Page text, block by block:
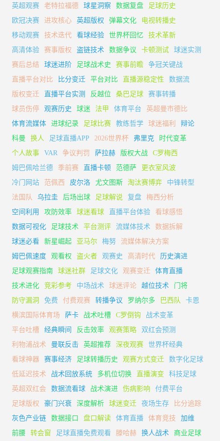
英超观赛
老特拉福德 球星洞察 数据复盘
足球历史
欧冠决赛
进攻核心 英超版权 弹幕文化
电视转播史
移动观赛
技术迭代 看球经验 世界杯回忆
技术革新
高清体验
赛事版权 盗链技术 数据争议 卡顿测试
球迷实测
赛后总结
球迷进阶 足球战术史 赛事前瞻
争冠关键战
直播平台对比
比分变迁 平台对比 直播源稳定性
数据流
版权变迁
直播平台实测 反越位 桑巴足球
赛事转播
球员伤停
观赛历史 球迷 法甲 体育平台
英超曼市德比
体育流媒体
进球纪录 足球比赛 教练哲学 球迷福利
辩论
科曼
换人 足球直播APP 2026世界杯 弗里克
时代变革
个人故事
VAR 争议判罚 萨拉赫 版权大战
C罗梅西
姆巴佩哈兰德
季前赛 直播卡顿 范德萨
更衣室风波
冷门网站
范佩西 皮尔洛 尤文图斯 淘汰赛博弈
中锋转型
法国队
乌拉圭 后场出球 足球解说 复盘
梅西分析
空间利用
攻防效率 球迷看球 直播平台体验
看球感悟
数据可视化
足球技术 平台测评 流媒体技术
数据拆解
球迷必看
新星崛起 亚马尔 梅努
流媒体解决方案
姆巴佩速度
观看权 盗火者 观赛史 高清时代
历史演进
足球观赛指南
球迷社群 足球文化 观赛变迁
体育直播
技术进化
竞彩参考 中场战术 球迷评论 越位技术
门将
防守漏洞
免费 付费观赛 转播争议 罗纳尔多 巴西队
卡恩
横滨国际体育场
萨卡 战术吐槽 C罗倒钩
战术变革
平台吐槽
经典瞬间 反击效率 观赛策略
双红会预测
利物浦战术
曼联反击 英超推荐 深夜观赛
世界杯经典
看球神器
赛事经济 足球转播历史 观赛方式变迁
数字化足球
低延迟技术
战术回放系统 多机位切换 直播演变
科技足球
英超双红会
数据流看球 战术演进 伤病影响
付费平台
足球版权
豪门兴衰 深度解析 球迷变迁 夜场生存
比分追踪
灰色产业链
数据接口 盘口解读 体育直播 体育竞技
加维
前腰
转会窗 足球直播免费观看 滕哈赫 换人战术
商业足球